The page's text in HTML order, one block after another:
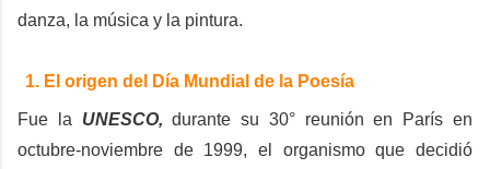
danza, la música y la pintura.
El origen del Día Mundial de la Poesía
Fue la UNESCO, durante su 30° reunión en París en
octubre-noviembre de 1999, el organismo que decidió